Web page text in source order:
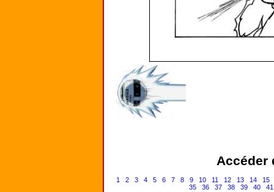
Accéder
1 2 3 4 5 6 7 8 9 10 11 12 13 14
15
35
36 37 38 39 40 41